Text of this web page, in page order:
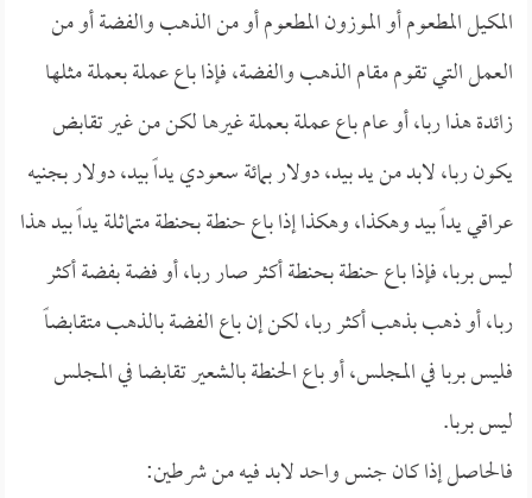
المكيل المطعوم أو الموزون المطعوم أو من الذهب والفضة أو من
العمل التي تقوم مقام الذهب والفضة، فإذا باع عملة بعملة مثلها
زائدة هذا ربا، أو عام باع عملة بعملة غيرها لكن من غير تقابض
يكون ربا، لابد من يد بيد، دولار بمائة سعودي يداً بيد، دولار بجنيه
عراقي يداً بيد وهكذا، وهكذا إذا باع حنطة بحنطة متماثلة يداً بيد هذا
ليس بربا، فإذا باع حنطة بحنطة أكثر صار ربا، أو فضة بفضة أكثر
ربا، أو ذهب بذهب أكثر ربا، لكن إن باع الفضة بالذهب متقابضاً
فليس بربا في المجلس، أو باع الحنطة بالشعير تقابضا في المجلس
ليس بربا.
فالحاصل إذا كان جنس واحد لابد فيه من شرطين: